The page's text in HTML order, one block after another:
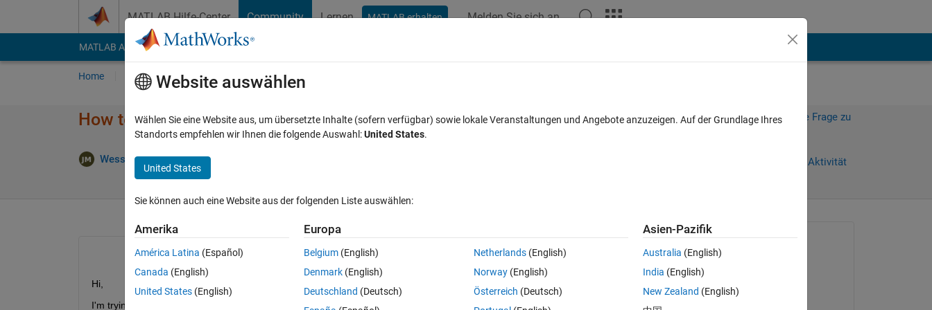
MATLAB Hilfe-Center Community Lernen MATLAB erhalten Melden Sie sich an
MATLAB Answers File Exchange Cody
Home Fragen Antworten Durchsuchen
How to open file, clear content, rewrite conent and close.
Wesser 31 Aug. 2022
Melden Sie sich an, um diese Frage zu
Anmelden, um Aktivität
In MATLAB Online öffnen 0 Stimmen
Hi,
I'm trying to open a .dir file (same as a .txt file) clear the content, rewrite the content and then close.  The content is different
Wesser
am 31 Aug. 2022
Website auswählen
Wählen Sie eine Website aus, um übersetzte Inhalte (sofern verfügbar) sowie lokale Veranstaltungen und Angebote anzuzeigen. Auf der Grundlage Ihres
Standorts empfehlen wir Ihnen die folgende Auswahl:United States.
United States
Sie können auch eine Website aus der folgenden Liste auswählen:
Amerika
América Latina (Español)
Canada (English)
United States (English)
Europa
Belgium (English)
Denmark (English)
Deutschland (Deutsch)
Netherlands(English)
Norway(English)
Österreich (Deutsch)
Asien-Pazifik
Australia (English)
India (English)
New Zealand (English)